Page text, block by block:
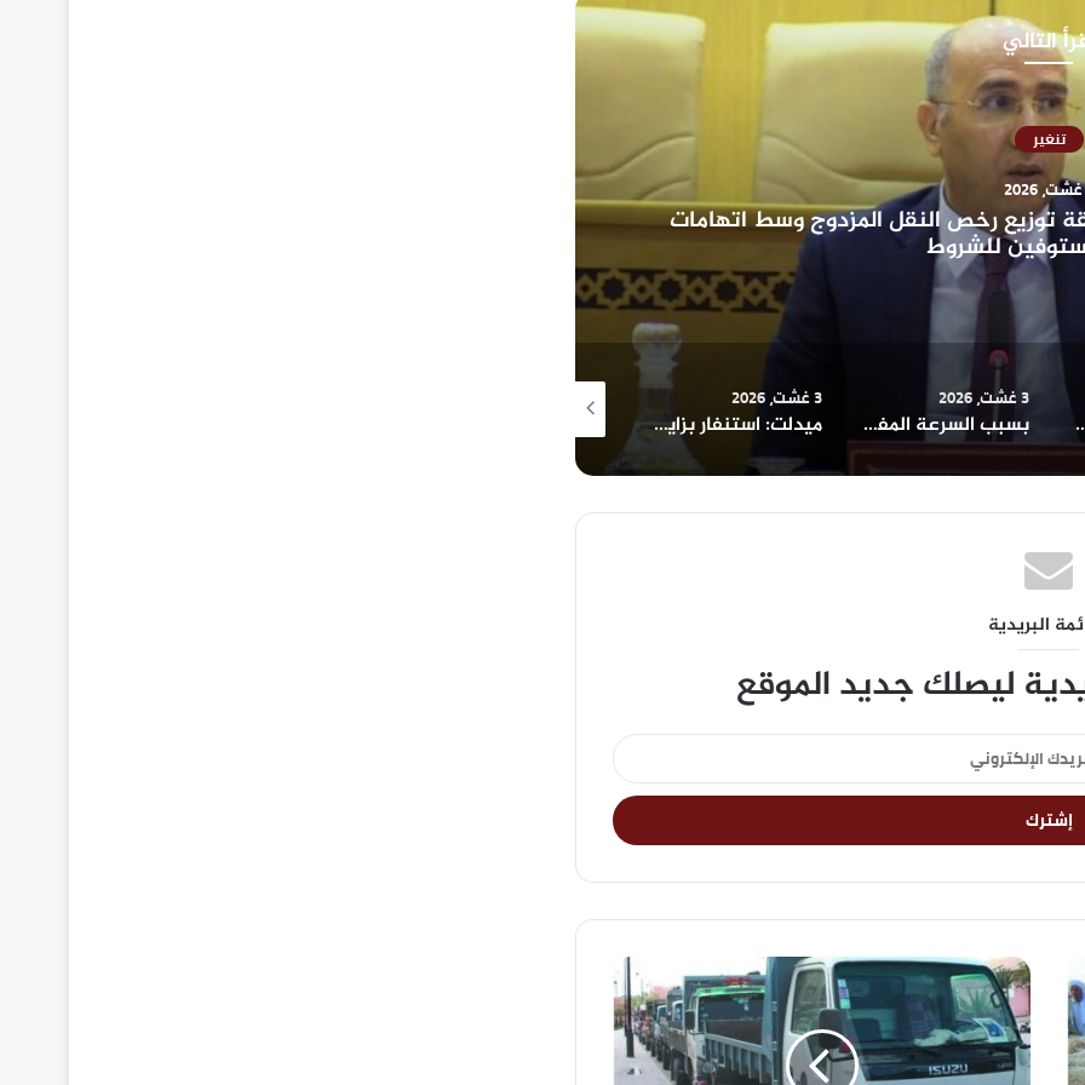
التالي
تنغير
المستشفى ويعيد ملف السلامة العامة إلى
بسبب السرعة المفرطة..نائب رئيس مجلس الجهة يرسل شخصين الى مستعجلات المستشفى الاقليمي بميدلت
3 غشت، 2026
ميدلت: استنفار بزايدة بعد اندلاع حريق قرب واد ملوية وتدخل محكم يمنع وقوع كارثة
1 غشت، 2026
زاكورة: إصابة سائق إثر انقلاب شاحنة محملة بالتبن على الطريق الجبلية بأيت ساون
البريدية
ليصلك جديد الموقع